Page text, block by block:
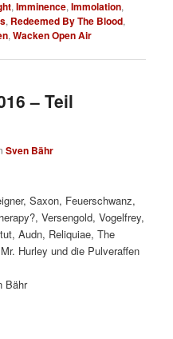
,Imminence,Immolation,
, Redeemed By The Blood,
,Wacken Open Air
– Teil
Sven Bähr
Saxon, Feuerschwanz,
Versengold, Vogelfrey,
Audn, Reliquiae, The
Hurley und die Pulveraffen
Bähr